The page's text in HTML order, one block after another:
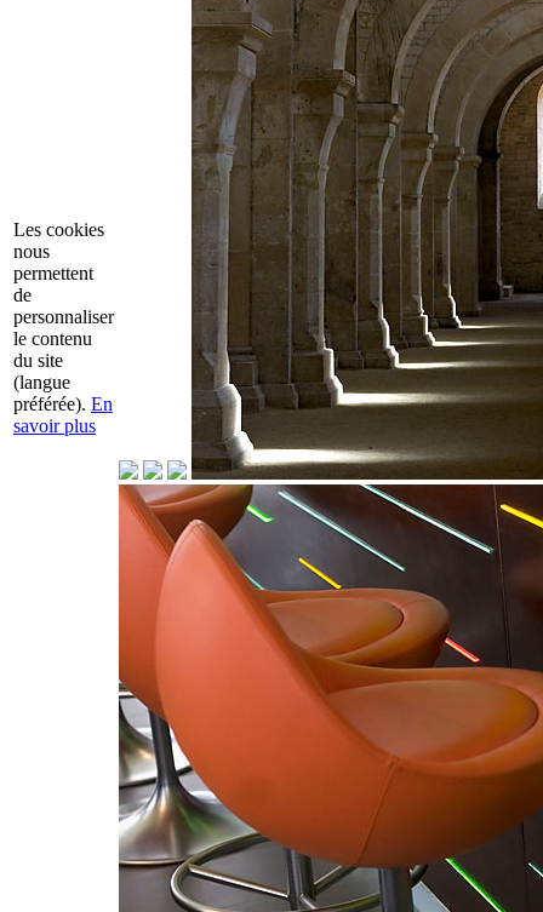
Les cookies
nous
permettent
de
personnaliser
le contenu
du site
(langue
préférée). En
savoir plus